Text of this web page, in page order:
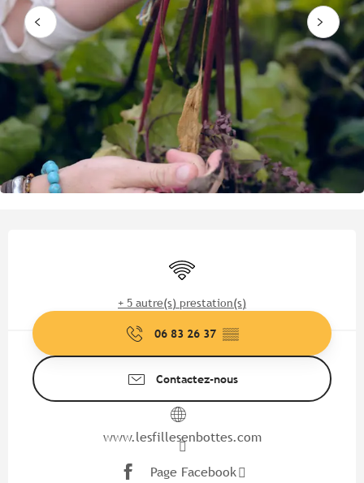
WiFi
+ 5 autre(s) prestation(s)
06 83 26 37 ▒▒
Contactez-nous
www.lesfillesenbottes.com
Page Facebook